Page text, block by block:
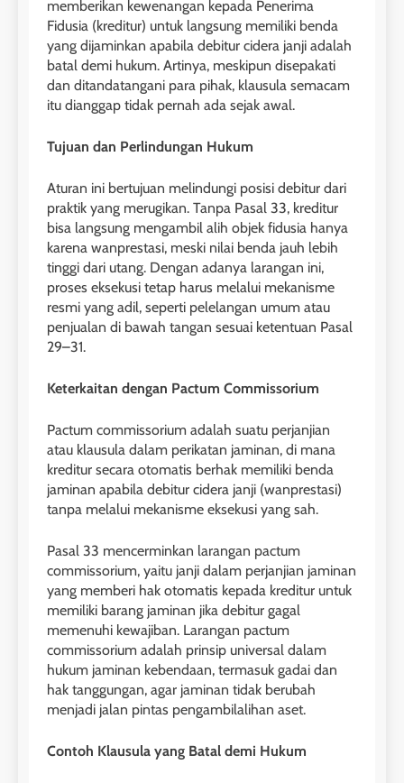
memberikan kewenangan kepada Penerima
Fidusia (kreditur) untuk langsung memiliki benda
yang dijaminkan apabila debitur cidera janji adalah
batal demi hukum. Artinya, meskipun disepakati
dan ditandatangani para pihak, klausula semacam
itu dianggap tidak pernah ada sejak awal.
Tujuan dan Perlindungan Hukum
Aturan ini bertujuan melindungi posisi debitur dari
praktik yang merugikan. Tanpa Pasal 33, kreditur
bisa langsung mengambil alih objek fidusia hanya
karena wanprestasi, meski nilai benda jauh lebih
tinggi dari utang. Dengan adanya larangan ini,
proses eksekusi tetap harus melalui mekanisme
resmi yang adil, seperti pelelangan umum atau
penjualan di bawah tangan sesuai ketentuan Pasal
29–31.
Keterkaitan dengan Pactum Commissorium
Pactum commissorium adalah suatu perjanjian
atau klausula dalam perikatan jaminan, di mana
kreditur secara otomatis berhak memiliki benda
jaminan apabila debitur cidera janji (wanprestasi)
tanpa melalui mekanisme eksekusi yang sah.
Pasal 33 mencerminkan larangan pactum
commissorium, yaitu janji dalam perjanjian jaminan
yang memberi hak otomatis kepada kreditur untuk
memiliki barang jaminan jika debitur gagal
memenuhi kewajiban. Larangan pactum
commissorium adalah prinsip universal dalam
hukum jaminan kebendaan, termasuk gadai dan
hak tanggungan, agar jaminan tidak berubah
menjadi jalan pintas pengambilalihan aset.
Contoh Klausula yang Batal demi Hukum